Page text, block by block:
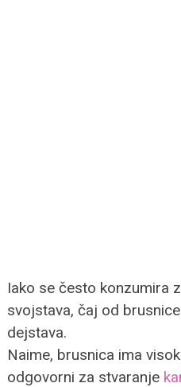
Iako se često konzumira
svojstava, čaj od
dejstava.
Naime, brusnica ima
odgovorni za stvaranje